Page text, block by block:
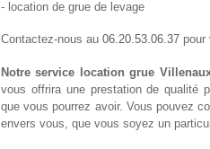
- location de grue de levage
Contactez-nous au 06.20.53.06.37 pour
Notre service location grue
vous offrira une prestation de qualité
que vous pourrez avoir. Vous pouvez
envers vous, que vous soyez un